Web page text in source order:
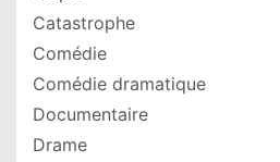
Catastrophe
Comédie
Comédie dramatique
Documentaire
Drame